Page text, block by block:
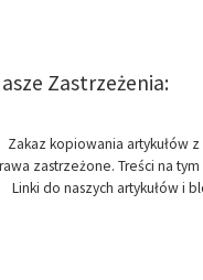
Zastrzeżenia:
Zakaz kopiowania artykułów
zastrzeżone. Treści na tym
Linki do naszych artykułów i